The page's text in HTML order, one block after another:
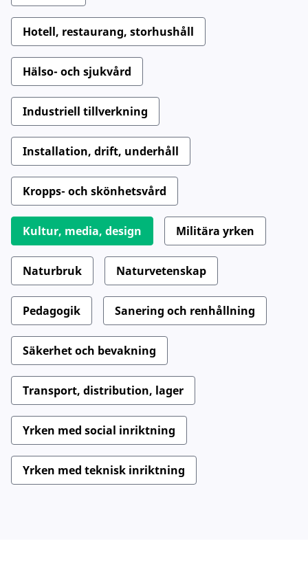
Hotell, restaurang, storhushåll
Hälso- och sjukvård
Industriell tillverkning
Installation, drift, underhåll
Kropps- och skönhetsvård
Kultur, media, design Militära yrken
Naturbruk Naturvetenskap
Pedagogik Sanering och renhållning
Säkerhet och bevakning
Transport, distribution, lager
Yrken med social inriktning
Yrken med teknisk inriktning